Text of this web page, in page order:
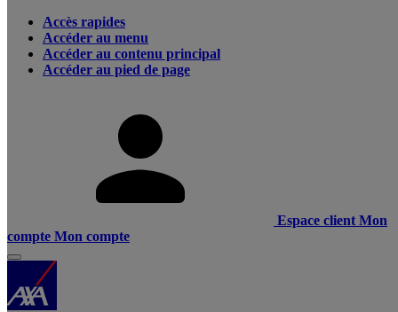
Accès rapides
Accéder au menu
Accéder au contenu principal
Accéder au pied de page
Espace client Mon
compte Mon compte